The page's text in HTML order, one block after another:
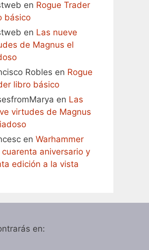
en Rogue Trader
básico
en Las nueve
de Magnus el
Robles en Rogue
libro básico
en Las
virtudes de Magnus
en Warhammer
cuarenta aniversario y
edición a la vista
en: